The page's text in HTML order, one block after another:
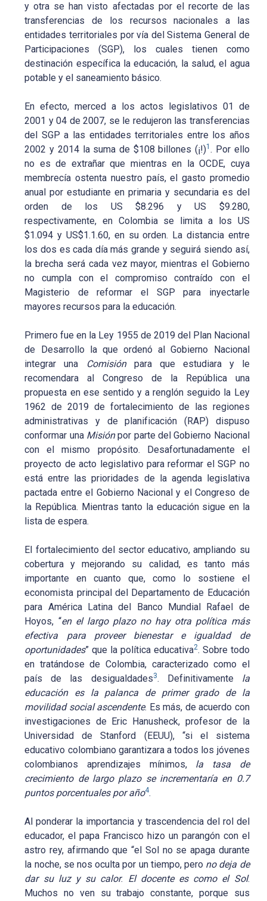
y otra se han visto afectadas por el recorte de las
transferencias de los recursos nacionales a las
entidades territoriales por vía del Sistema General de
Participaciones (SGP), los cuales tienen como
destinación específica la educación, la salud, el agua
potable y el saneamiento básico.
En efecto, merced a los actos legislativos 01 de
2001 y 04 de 2007, se le redujeron las transferencias
del SGP a las entidades territoriales entre los años
2002 y 2014 la suma de $108 billones (¡!)1 . Por ello
no es de extrañar que mientras en la OCDE, cuya
membrecía ostenta nuestro país, el gasto promedio
anual por estudiante en primaria y secundaria es del
orden de los US $8.296 y US $9.280,
respectivamente, en Colombia se limita a los US
$1.094 y US$1.1.60, en su orden. La distancia entre
los dos es cada día más grande y seguirá siendo así,
la brecha será cada vez mayor, mientras el Gobierno
no cumpla con el compromiso contraído con el
Magisterio de reformar el SGP para inyectarle
mayores recursos para la educación.
Primero fue en la Ley 1955 de 2019 del Plan Nacional
de Desarrollo la que ordenó al Gobierno Nacional
integrar una
Comisión para que estudiara y le
recomendara al Congreso de la República una
propuesta en ese sentido y a renglón seguido la Ley
1962 de 2019 de fortalecimiento de las regiones
administrativas y de planificación (RAP) dispuso
conformar una Misiónpor parte del Gobierno Nacional
con el mismo propósito. Desafortunadamente el
proyecto de acto legislativo para reformar el SGP no
está entre las prioridades de la agenda legislativa
pactada entre el Gobierno Nacional y el Congreso de
la República. Mientras tanto la educación sigue en la
lista de espera.
El fortalecimiento del sector educativo, ampliando su
cobertura y mejorando su calidad, es tanto más
importante en cuanto que, como lo sostiene el
economista principal del Departamento de Educación
para América Latina del Banco Mundial Rafael de
Hoyos, “en el largo plazo no hay otra política más
efectiva para proveer bienestar e igualdad de
oportunidades” que la política educativa2. Sobre todo
en tratándose de Colombia, caracterizado como el
país de las desigualdades3. Definitivamente la
educación es la palanca de primer grado de la
movilidad social ascendente. Es más, de acuerdo con
investigaciones de Eric Hanusheck, profesor de la
Universidad de Stanford (EEUU), “si el sistema
educativo colombiano garantizara a todos los jóvenes
colombianos aprendizajes mínimos, la tasa de
crecimiento de largo plazo se incrementaría en 0.7
puntos porcentuales por año4.
Al ponderar la importancia y trascendencia del rol del
educador, el papa Francisco hizo un parangón con el
astro rey, afirmando que “el Sol no se apaga durante
la noche, se nos oculta por un tiempo, pero no deja de
dar su luz y su calor. El docente es como el Sol.
Muchos no ven su trabajo constante, porque sus